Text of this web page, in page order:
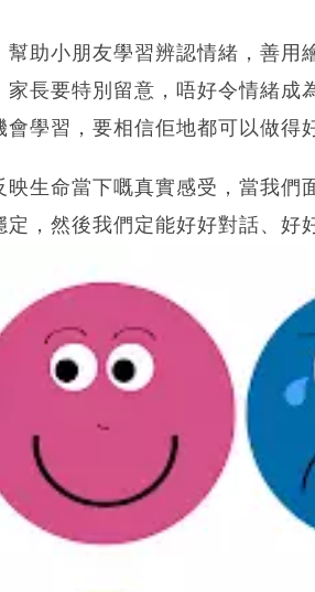
助小朋友學習辨認情緒，善用
長要特別留意，唔好令情緒成
學習，要相信佢地都可以做得
生命當下嘅真實感受，當我們
，然後我們定能好好對話、好